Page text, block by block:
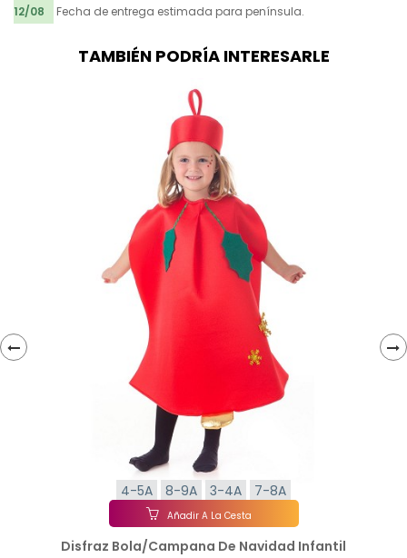
12/08
Fecha de entrega estimada para península.
TAMBIÉN PODRÍA INTERESARLE
4-5A 8-9A 3-4A 7-8A
Añadir A La Cesta
Disfraz Bola/Campana De Navidad Infantil